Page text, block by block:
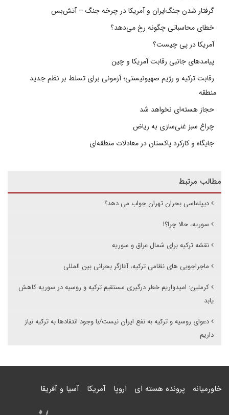
گرفتار شدن جنگ‌ایران و آمریکا در چرخه جنگ – آتش‌بس
خطای محاسباتی چگونه رخ می‌دهد؟
آمریکا در پی چیست؟
پیامدهای جانبی رقابت آمریکا و چین
رقابت ترکیه و رژیم صهیونیستی؛ آزمونی برای تسلط بر نظم جدید
منطقه
حجاز هسته‌ای نخواهد شد
چراغ سبز غنی‌سازی به ریاض
جایگاه و کارکرد پاکستان در معادلات منطقه‌ای
مطالب مرتبط
دیپلماسی بحران تهران جواب می دهد؟
سوریه، حالا چرا؟!
نقشه ترکیه برای شمال عراق و سوریه
ماجراجویی های نظامی ترکیه، آغازگر بحرانی بین المللی
کرملین: امیدواریم خطر درگیری مستقیم ترکیه و روسیه در سوریه کاهش
یابد
دعوای روسیه و ترکیه به نفع ایران نیست/با وجود انتقادها به ترکیه نیاز
داریم
خاورمیانه پرونده هسته ای اروپا آمریکا آسیا و آفریقا